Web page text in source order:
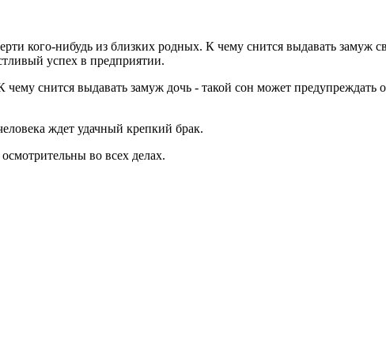
кого-нибудь из близких родных. К чему снится выдавать
успех в предприятии.
чему снится выдавать замуж дочь - такой сон может
ждет удачный крепкий брак.
во всех делах.